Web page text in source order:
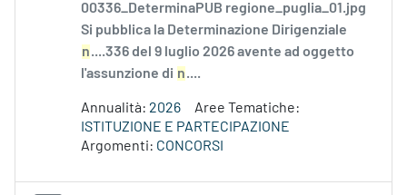
00336_DeterminaPUB regione_puglia_01.jpg
Si pubblica la Determinazione Dirigenziale
n....336 del 9 luglio 2026 avente ad oggetto
l'assunzione di n....
Annualità: 2026
Aree Tematiche:
ISTITUZIONE E PARTECIPAZIONE
Argomenti: CONCORSI